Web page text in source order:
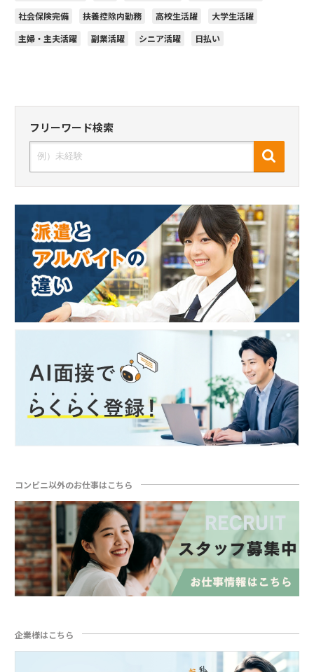
社会保険完備
扶養控除内勤務 高校生活躍
大学生活躍
主婦・主夫活躍
副業活躍 シニア活躍 日払い
フリーワード検索
コンビニ以外のお仕事はこちら
企業様はこちら